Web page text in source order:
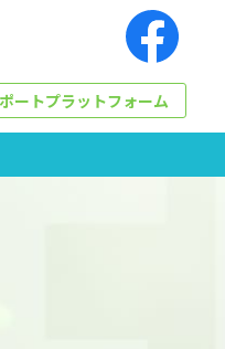
ートプラットフォーム